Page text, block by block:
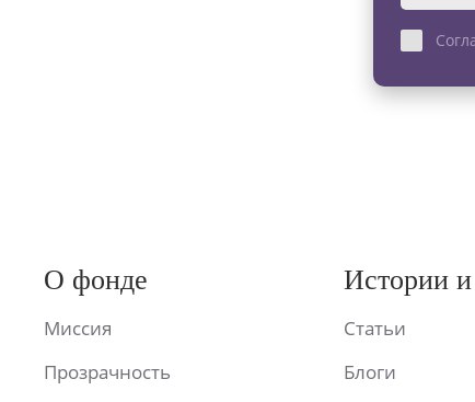
О фонде
Миссия
Прозрачность
Истории и
Статьи
Блоги